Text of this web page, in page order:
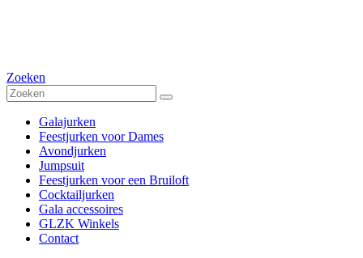
Zoeken
Galajurken
Feestjurken voor Dames
Avondjurken
Jumpsuit
Feestjurken voor een Bruiloft
Cocktailjurken
Gala accessoires
GLZK Winkels
Contact